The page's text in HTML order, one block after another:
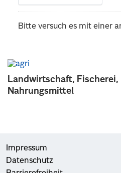
Landwirtschaft,
Nahrungsmittel
Bitte versuch es mit einer
Impressum
Datenschutz